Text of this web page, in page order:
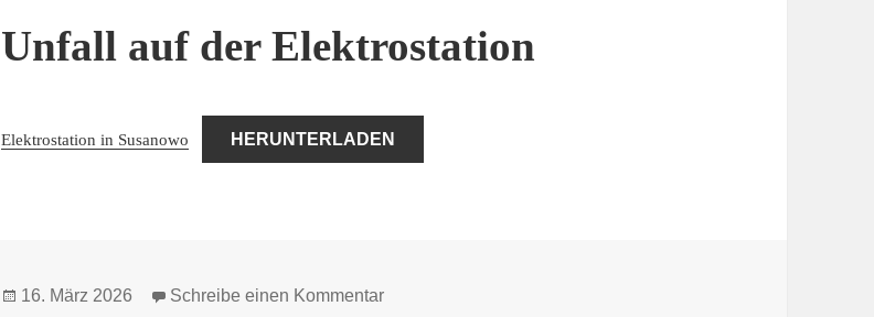
Unfall auf der Elektrostation
Elektrostation in Susanowo HERUNTERLADEN
Veröffentlicht
16. März 2026 Schreibe einen Kommentarzu Unfall auf der Elektrostation